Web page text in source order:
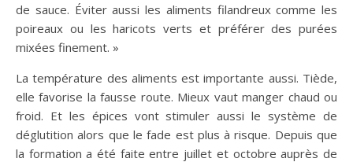
de sauce. Éviter aussi les aliments filandreux comme les
poireaux ou les haricots verts et préférer des purées
mixées finement. »
La température des aliments est importante aussi. Tiède,
elle favorise la fausse route. Mieux vaut manger chaud ou
froid. Et les épices vont stimuler aussi le système de
déglutition alors que le fade est plus à risque. Depuis que
la formation a été faite entre juillet et octobre auprès de